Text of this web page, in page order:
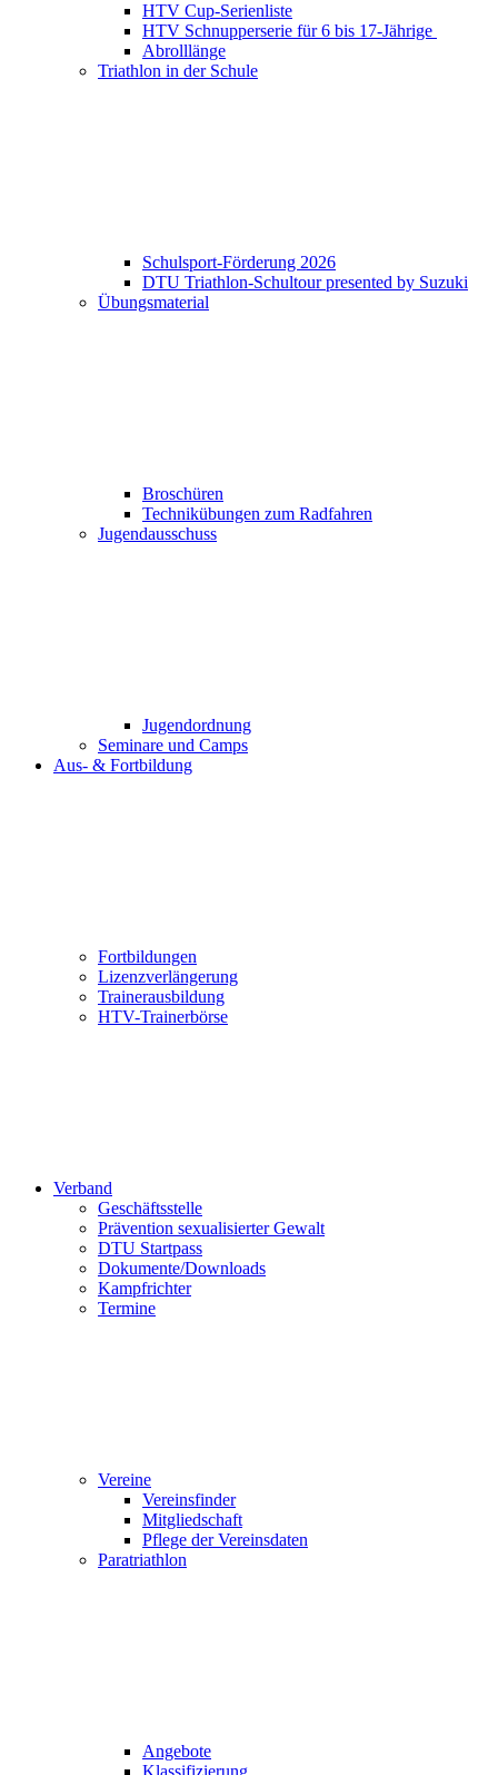
HTV Cup-Serienliste
HTV Schnupperserie für 6 bis 17-Jährige
Abrolllänge
Triathlon in der Schule
Schulsport-Förderung 2026
DTU Triathlon-Schultour presented by Suzuki
Übungsmaterial
Broschüren
Technikübungen zum Radfahren
Jugendausschuss
Jugendordnung
Seminare und Camps
Aus- & Fortbildung
Fortbildungen
Lizenzverlängerung
Trainerausbildung
HTV-Trainerbörse
Verband
Geschäftsstelle
Prävention sexualisierter Gewalt
DTU Startpass
Dokumente/Downloads
Kampfrichter
Termine
Vereine
Vereinsfinder
Mitgliedschaft
Pflege der Vereinsdaten
Paratriathlon
Angebote
Klassifizierung